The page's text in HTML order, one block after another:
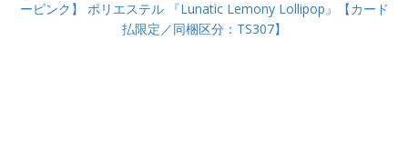
ーピンク】 ポリエステル 『Lunatic Lemony Lollipop』【カード
払限定／同梱区分：TS307】